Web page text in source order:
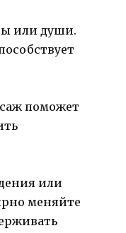
или души.
поможет
или
меняйте